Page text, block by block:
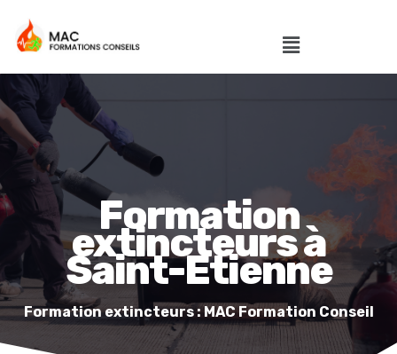
Formation
extincteurs à
Saint-Etienne
Formation extincteurs : MAC Formation Conseil